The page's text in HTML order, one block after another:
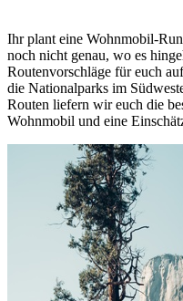
Ihr plant eine Wohnmobil-
noch nicht genau, wo es
Routenvorschläge für euch
die Nationalparks im
Routen liefern wir euch die
Wohnmobil und eine